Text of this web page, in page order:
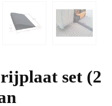
set (2